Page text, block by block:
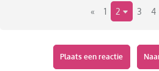
« 1 2 3 4
Plaats een reactie